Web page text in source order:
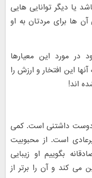
یا دیگر توانایی هایی
ها برای مردتان به او
در مورد این معیارها
این افتخار و ارزش را
اند!
داشتنی است. کمی
است. از محبوبیت
بگوییم او زیبایی
می کند و آن را برتر از